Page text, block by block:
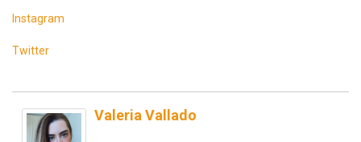
Instagram
Twitter
Valeria Vallado